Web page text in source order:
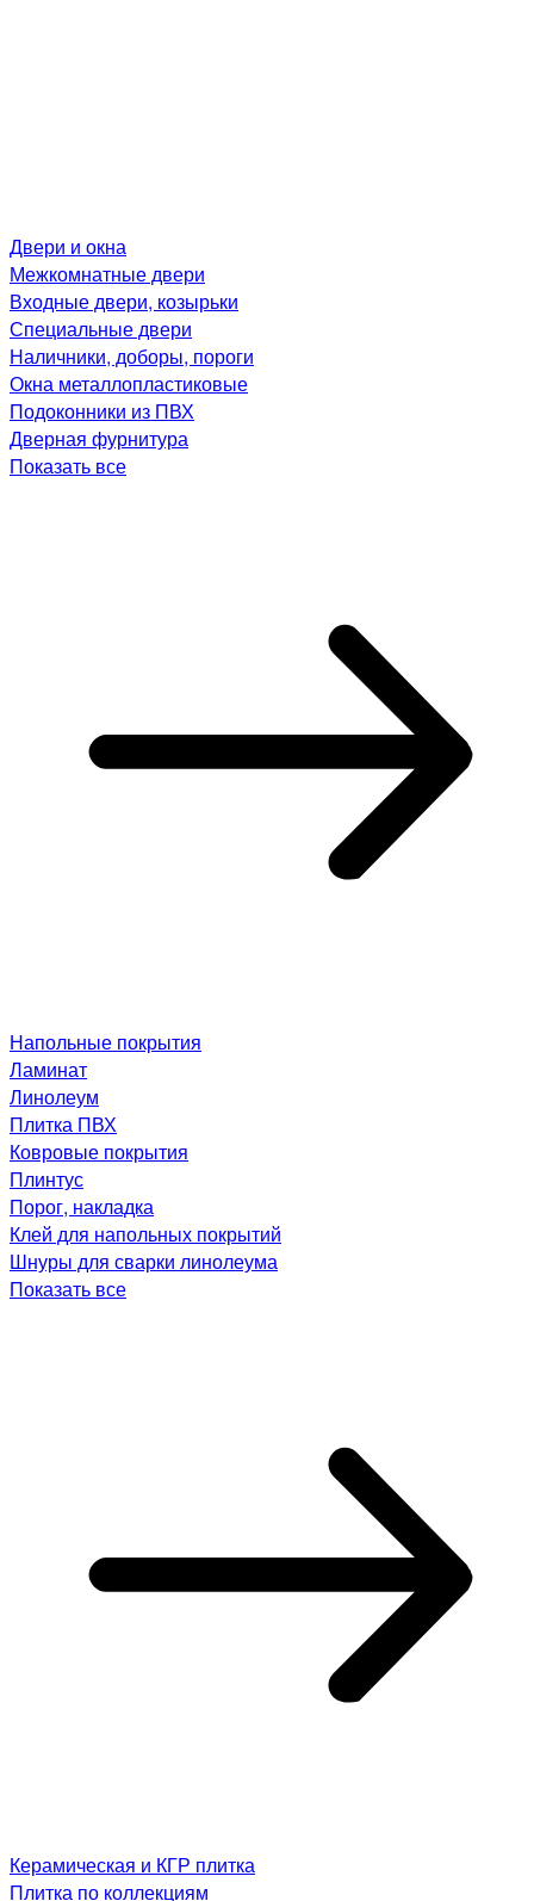
Двери и окна
Межкомнатные двери
Входные двери, козырьки
Специальные двери
Наличники, доборы, пороги
Окна металлопластиковые
Подоконники из ПВХ
Дверная фурнитура
Показать все
Напольные покрытия
Ламинат
Линолеум
Плитка ПВХ
Ковровые покрытия
Плинтус
Порог, накладка
Клей для напольных покрытий
Шнуры для сварки линолеума
Показать все
Керамическая и КГР плитка
Плитка по коллекциям